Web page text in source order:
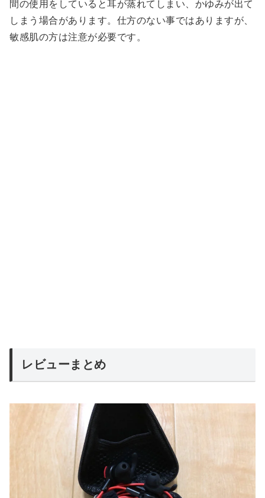
間の使用をしていると耳が蒸れてしまい、かゆみが出て
しまう場合があります。仕方のない事ではありますが、
敏感肌の方は注意が必要です。
レビューまとめ